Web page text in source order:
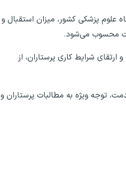
بهداشت همچنین با اشاره به نتایج آخرین آزمون استخدامی بیان کرد: در ۱۴ دانشگاه علوم پزشکی کشور، میزان استقبال و
محسوب می‌شود.
شرایط کاری پرستاران، از
توجه ویژه به مطالبات پرستاران و